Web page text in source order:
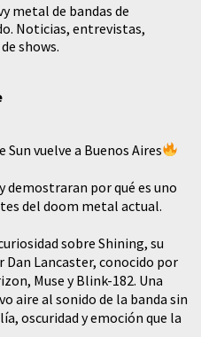
metal de bandas de
Noticias, entrevistas,
shows.
vuelve a Buenos Aires
demostraran por qué es uno
del doom metal actual.
sobre Shining, su
Lancaster, conocido por
Muse y Blink-182. Una
aire al sonido de la banda sin
oscuridad y emoción que la